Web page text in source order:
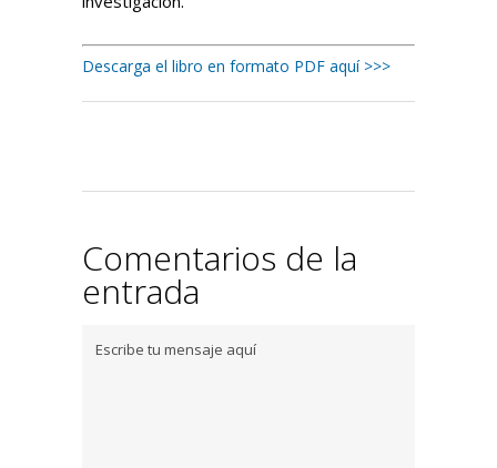
Descarga el libro en formato PDF aquí >>>
Comentarios de la
entrada